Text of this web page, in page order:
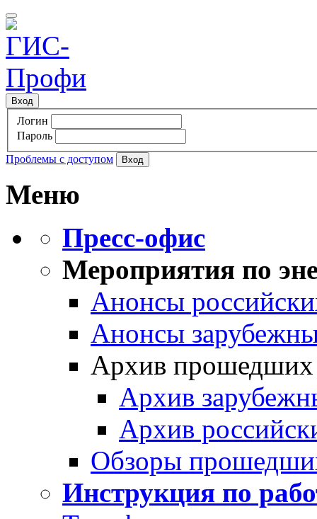
Вход
Логин
Пароль
Проблемы с доступом
Меню
Пресс-офис
Мероприятия по
Анонсы
Анонсы
Архив прошедших
Архив
Архив
Обзоры
Инструкция по